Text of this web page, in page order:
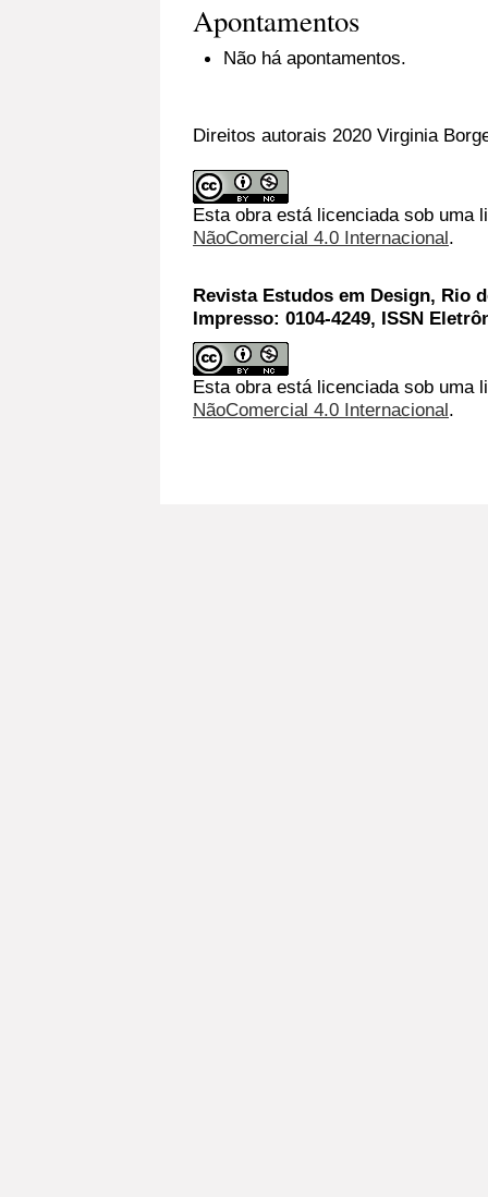
Apontamentos
Não há apontamentos.
Direitos autorais 2020 Virginia
Esta obra está licenciada sob uma
NãoComercial 4.0 Internacional.
Revista Estudos em Design, Rio
Impresso: 0104-4249, ISSN
Esta obra está licenciada sob uma
NãoComercial 4.0 Internacional.